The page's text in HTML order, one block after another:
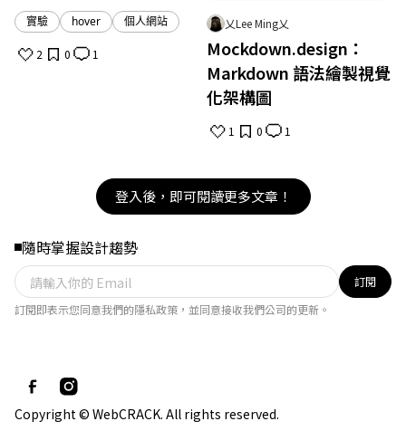
實驗 hover 個人網站
2 0 1
乂Lee Ming乂
Mockdown.design：
Markdown 語法繪製視覺
化架構圖
1 0 1
登入後，即可閱讀更多文章！
隨時掌握設計趨勢
訂閱
訂閱即表示您同意我們的隱私政策，並同意接收我們公司的更新。
Copyright © WebCRACK. All rights reserved.